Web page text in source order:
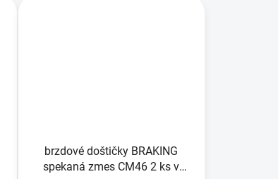
brzdové doštičky BRAKING
spekaná zmes CM46 2 ks v